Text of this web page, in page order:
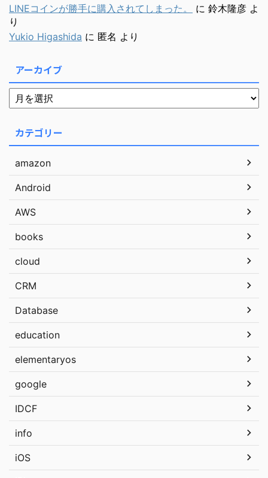
LINEコインが勝手に購入されてしまった。
に 鈴木隆彦 よ
り
Yukio Higashida に 匿名 より
アーカイブ
カテゴリー
amazon
Android
AWS
books
cloud
CRM
Database
education
elementaryos
google
IDCF
info
iOS